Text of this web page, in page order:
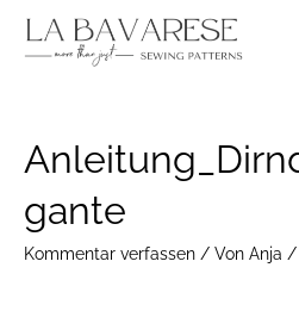
Inhalt
gante
Kommentar verfassen / Von Anja /
navigation